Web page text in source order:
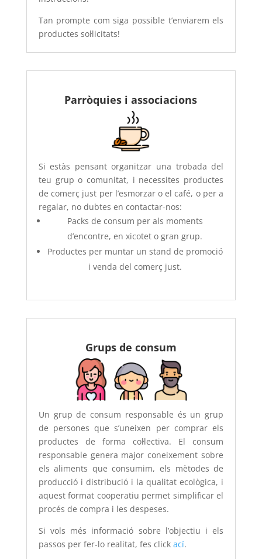
Tan prompte com siga possible t’enviarem els
productes sol·licitats!
Parròquies i associacions
Si estàs pensant organitzar una trobada del
teu grup o comunitat, i necessites productes
de comerç just per l’esmorzar o el café, o per a
regalar, no dubtes en contactar-nos:
Packs de consum per als moments
d’encontre, en xicotet o gran grup.
Productes per muntar un stand de promoció
i venda del comerç just.
Grups de consum
Un grup de consum responsable és un grup
de persones que s’uneixen per comprar els
productes de forma col·lectiva. El consum
responsable genera major coneixement sobre
els aliments que consumim, els mètodes de
producció i distribució i la qualitat ecològica, i
aquest format cooperatiu permet simplificar el
procés de compra i les despeses.
Si vols més informació sobre l’objectiu i els
passos per fer-lo realitat, fes click ací.